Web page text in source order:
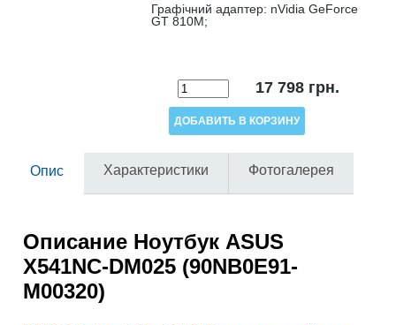
Графічний адаптер: nVidia GeForce
GT 810M;
17 798 грн.
Опис Характеристики Фотогалерея
Описание Ноутбук ASUS
X541NC-DM025 (90NB0E91-
M00320)